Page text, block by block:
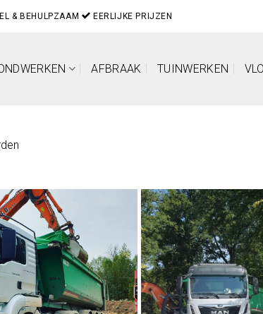
& BEHULPZAAM EERLIJKE PRIJZEN
AFBRAAK TUINWERKEN